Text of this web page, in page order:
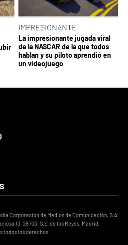
IMPRESIONANTE
La impresionante jugada viral
de la NASCAR de la que todos
hablan y su piloto aprendió en
un videojuego
Corporación de Medios de Comunicación, S.A
13, 28703, S.S. de los Reyes, Madrid.
todos los derechos